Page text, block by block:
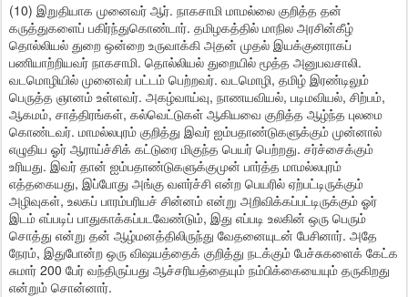
(10) இறுதியாக முனைவர் ஆர். நாகசாமி மாமல்லை குறித்த தன்
கருத்துகளைப் பகிர்ந்துகொண்டார். தமிழகத்தில் மாநில அரசின்கீழ்
தொல்லியல் துறை ஒன்றை உருவாக்கி அதன் முதல் இயக்குனராகப்
பணியாற்றியவர் நாகசாமி. தொல்லியல் துறையில் மூத்த அனுபவசாலி.
வடமொழியில் முனைவர் பட்டம் பெற்றவர். வடமொழி, தமிழ் இரண்டிலும்
பெருத்த ஞானம் உள்ளவர். அகழ்வாய்வு, நாணயவியல், படிமவியல், சிற்பம்,
ஆகமம், சாத்திரங்கள், கல்வெட்டுகள் ஆகியவை குறித்த ஆழ்ந்த புலமை
கொண்டவர். மாமல்லபுரம் குறித்து இவர் ஐம்பதாண்டுகளுக்கும் முன்னால்
எழுதிய ஓர் ஆராய்ச்சிக் கட்டுரை மிகுந்த பெயர் பெற்றது. சர்ச்சைக்கும்
உரியது. இவர் தான் ஐம்பதாண்டுகளுக்குமுன் பார்த்த மாமல்லபுரம்
எத்தகையது, இப்போது அங்கு வளர்ச்சி என்ற பெயரில் ஏற்பட்டிருக்கும்
அழிவுகள், உலகப் பாரம்பரியச் சின்னம் என்று அறிவிக்கப்பட்டிருக்கும் ஓர்
இடம் எப்படிப் பாதுகாக்கப்படவேண்டும், இது எப்படி உலகின் ஒரு பெரும்
சொத்து என்று தன் ஆழ்மனத்திலிருந்து வேதனையுடன் பேசினார். அதே
நேரம், இதுபோன்ற ஒரு விஷயத்தைக் குறித்து நடக்கும் பேச்சுகளைக் கேட்க
சுமார் 200 பேர் வந்திருப்பது ஆச்சரியத்தையும் நம்பிக்கையையும் தருகிறது
என்றும் சொன்னார்.